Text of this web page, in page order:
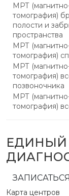
МРТ
томография)
полости и
пространства
МРТ
томография)
МРТ
томография)
позвоночника
МРТ
томография)
ЕДИНЫЙ
Карта центров